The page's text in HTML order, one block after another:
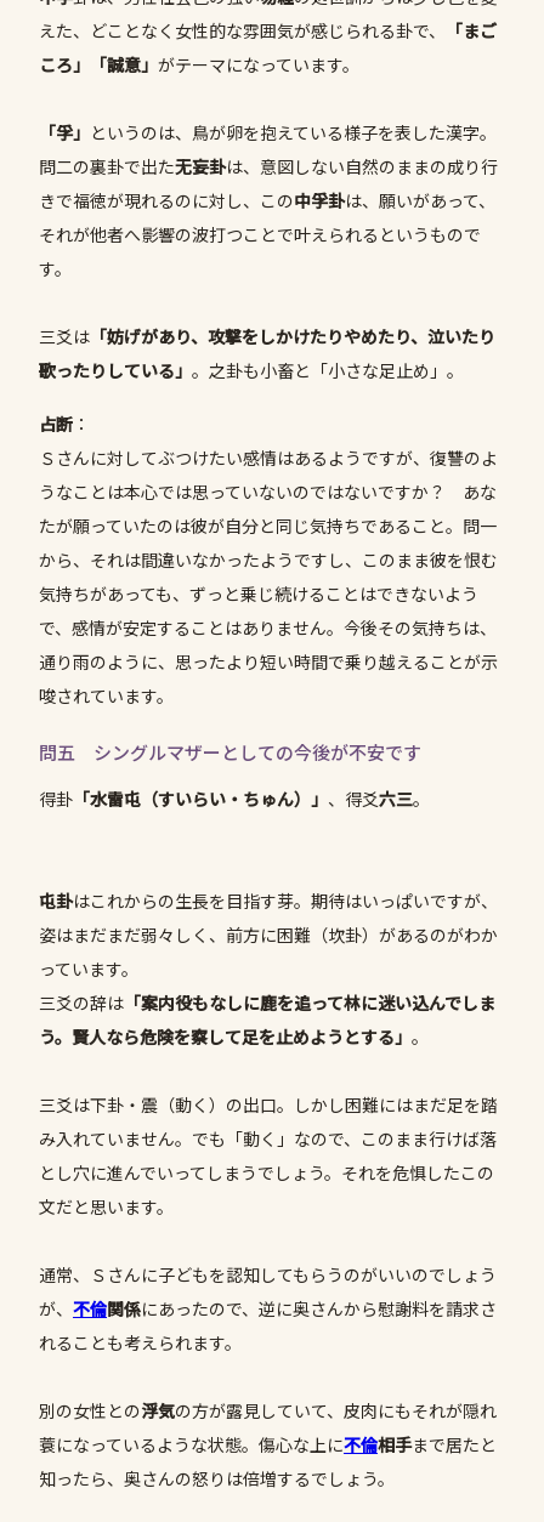
えた、どことなく女性的な雰囲気が感じられる卦で、
「まご
ころ」「誠意」 がテーマになっています。
「孚」 というのは、鳥が卵を抱えている様子を表した漢字。
問二の裏卦で出た无妄卦は、意図しない自然のままの成り行
きで福徳が現れるのに対し、この中孚卦は、願いがあって、
それが他者へ影響の波打つことで叶えられるというもので
す。
三爻は 「妨げがあり、攻撃をしかけたりやめたり、泣いたり
歌ったりしている」 。之卦も小畜と「小さな足止め」。
占断 ：
Ｓさんに対してぶつけたい感情はあるようですが、復讐のよ
うなことは本心では思っていないのではないですか？ あな
たが願っていたのは彼が自分と同じ気持ちであること。問一
から、それは間違いなかったようですし、このまま彼を恨む
気持ちがあっても、ずっと乗じ続けることはできないよう
で、感情が安定することはありません。今後その気持ちは、
通り雨のように、思ったより短い時間で乗り越えることが示
唆されています。
問五 シングルマザーとしての今後が不安です
得卦 「水雷屯（すいらい・ちゅん）」 、得爻六三。
屯卦はこれからの生長を目指す芽。期待はいっぱいですが、
姿はまだまだ弱々しく、前方に困難（坎卦）があるのがわか
っています。
三爻の辞は 「案内役もなしに鹿を追って林に迷い込んでしま
う。賢人なら危険を察して足を止めようとする」 。
三爻は下卦・震（動く）の出口。しかし困難にはまだ足を踏
み入れていません。でも「動く」なので、このまま行けば落
とし穴に進んでいってしまうでしょう。それを危惧したこの
文だと思います。
通常、Ｓさんに子どもを認知してもらうのがいいのでしょう
が、 不倫関係にあったので、逆に奥さんから慰謝料を請求さ
れることも考えられます。
別の女性との浮気の方が露見していて、皮肉にもそれが隠れ
蓑になっているような状態。傷心な上に不倫相手まで居たと
知ったら、奥さんの怒りは倍増するでしょう。